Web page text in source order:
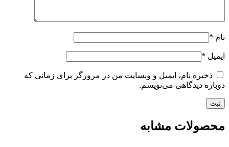
نام *
ایمیل *
ذخیره نام، ایمیل و وبسایت من در مرورگر برای زمانی که
دوباره دیدگاهی می‌نویسم.
محصولات مشابه